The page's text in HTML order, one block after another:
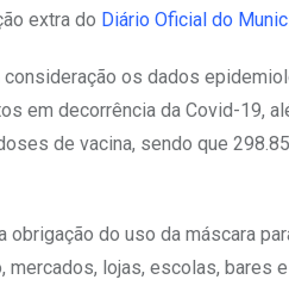
extra do Diário Oficial do
os dados
em decorrência da Covid-19,
de vacina, sendo que
obrigação do uso da máscara
mercados, lojas, escolas, bares